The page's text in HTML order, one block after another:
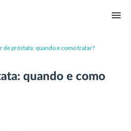
de próstata: quando e como tratar?
quando e como